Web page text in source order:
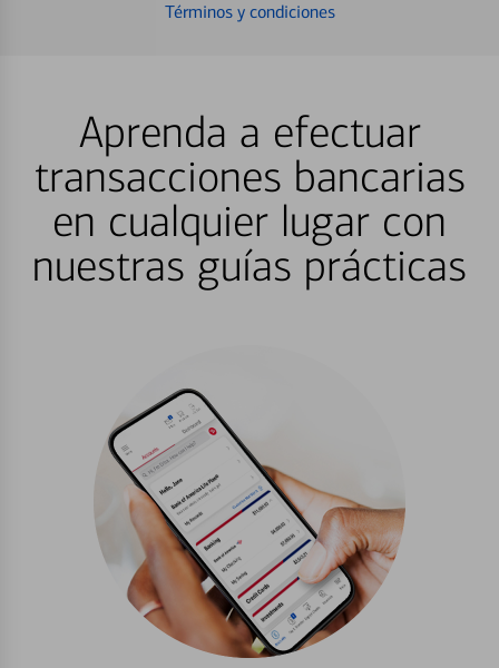
Términos y condiciones
Aprenda a efectuar
transacciones bancarias
en cualquier lugar con
nuestras guías prácticas